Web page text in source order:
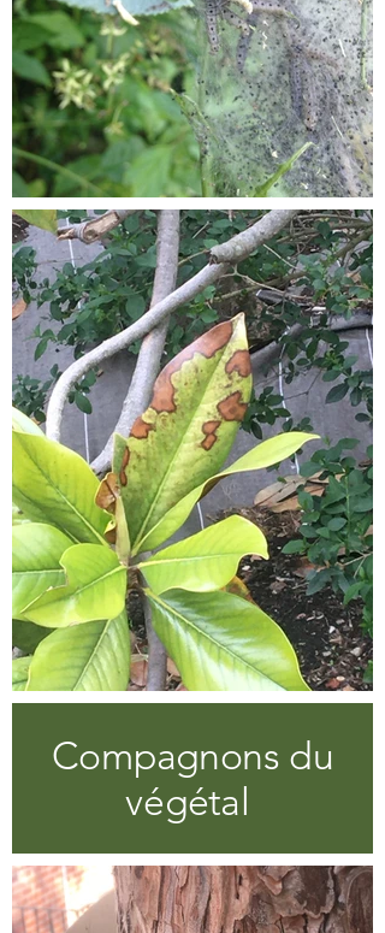
Compagnons du
végétal